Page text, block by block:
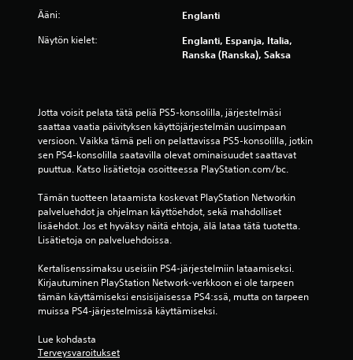
4
5
a
r
v
s
t
Ääni: Englanti
Näytön kielet:
Englanti, Espanja, Italia,
Ranska (Ranska), Saksa
Jotta voisit pelata tätä peliä PS5-konsolilla, järjestelmäsi
saattaa vaatia päivityksen käyttöjärjestelmän uusimpaan
versioon. Vaikka tämä peli on pelattavissa PS5-konsolilla, jotkin
sen PS4-konsolilla saatavilla olevat ominaisuudet saattavat
puuttua. Katso lisätietoja osoitteessa PlayStation.com/bc.
Tämän tuotteen lataamista koskevat PlayStation Networkin
palveluehdot ja ohjelman käyttöehdot, sekä mahdolliset
lisäehdot. Jos et hyväksy näitä ehtoja, älä lataa tätä tuotetta.
Lisätietoja on palveluehdoissa.
Kertalisenssimaksu useisiin PS4-järjestelmiin lataamiseksi.
Kirjautuminen PlayStation Network-verkkoon ei ole tarpeen
tämän käyttämiseksi ensisijaisessa PS4:ssä, mutta on tarpeen
muissa PS4-järjestelmissä käyttämiseksi.
Lue kohdasta
Terveysvaroitukset